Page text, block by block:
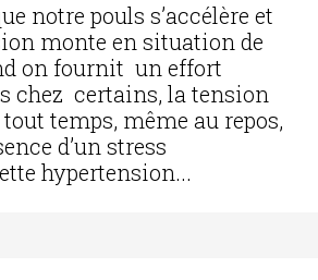
notre pouls s’accélère et
monte en situation de
on fournit un effort
chez certains, la tension
temps, même au repos,
d’un stress
hypertension...